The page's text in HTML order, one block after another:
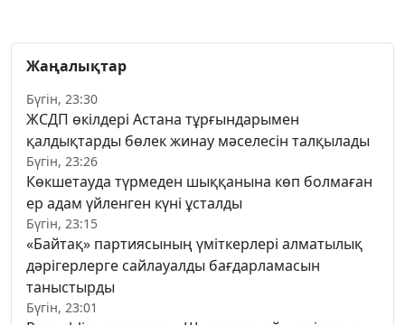
Жаңалықтар
Бүгін, 23:30
ЖСДП өкілдері Астана тұрғындарымен
қалдықтарды бөлек жинау мәселесін талқылады
Бүгін, 23:26
Көкшетауда түрмеден шыққанына көп болмаған
ер адам үйленген күні ұсталды
Бүгін, 23:15
«Байтақ» партиясының үміткерлері алматылық
дәрігерлерге сайлауалды бағдарламасын
таныстырды
Бүгін, 23:01